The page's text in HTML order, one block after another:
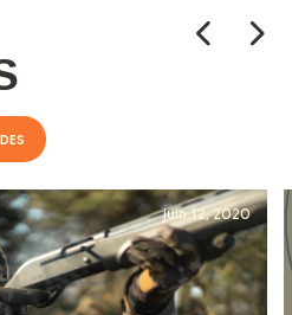
juin 12, 2020